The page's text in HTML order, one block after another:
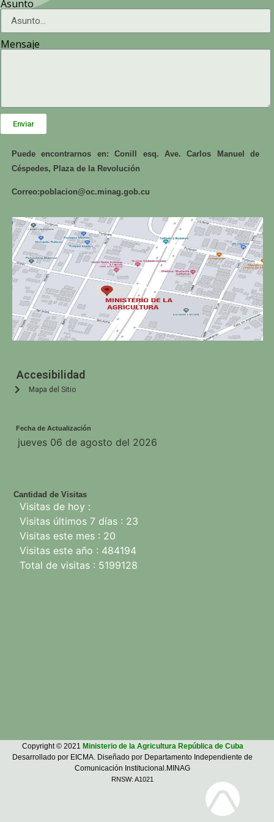
Asunto
Mensaje
Enviar
Puede encontrarnos en: Conill esq. Ave. Carlos Manuel de
Céspedes, Plaza de la Revolución
Correo:poblacion@oc.minag.gob.cu
Accesibilidad
Mapa del Sitio
Fecha de Actualización
Cantidad de Visitas
Visitas de hoy :
Visitas últimos 7 días : 23
Visitas este mes : 20
Visitas este año : 484194
Total de visitas : 5199128
jueves 06 de agosto del 2026
Copyright © 2021 Ministerio de la Agricultura República de Cuba
Desarrollado por EICMA. Diseñado por Departamento Independiente de
Comunicación Institucional.MINAG
RNSW: A1021